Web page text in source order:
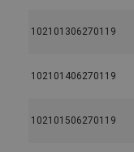
102101306270119
102101406270119
102101506270119